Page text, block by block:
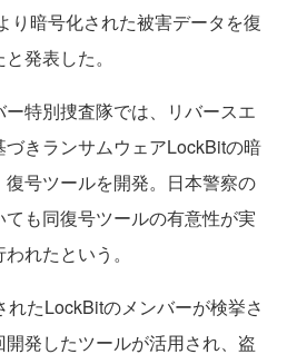
り暗号化された被害データを復
発表した。
特別捜査隊では、リバースエ
きランサムウェアLockBitの暗
号ツールを開発。日本警察の
も同復号ツールの有意性が実
れたという。
たLockBitのメンバーが検挙さ
発したツールが活用され、盗